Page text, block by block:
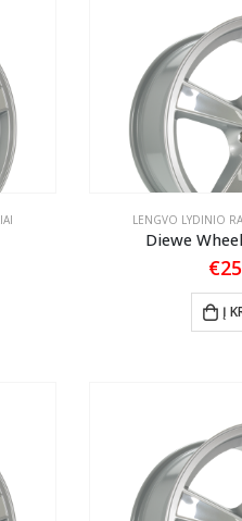
LENGVO LYDINIO
Diewe
€
Į